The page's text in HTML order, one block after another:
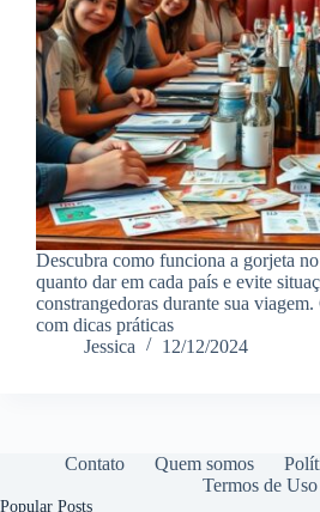
Descubra como funciona a gorjeta
quanto dar em cada país e evite
constrangedoras durante sua
com dicas práticas
Jessica
12/12/2024
Contato Quem somos
Termos de Uso
Popular Posts